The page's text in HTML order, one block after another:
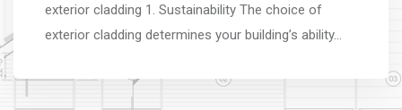
exterior cladding 1. Sustainability The choice of
exterior cladding determines your building’s ability…